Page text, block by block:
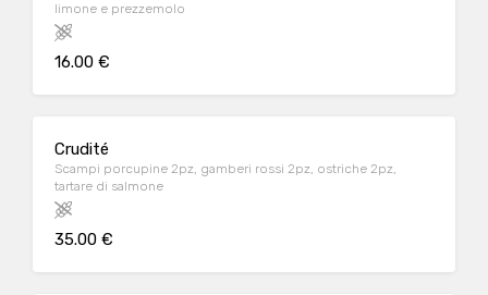
limone e prezzemolo
16.00 €
Crudité
Scampi porcupine 2pz, gamberi rossi 2pz, ostriche 2pz,
tartare di salmone
35.00 €